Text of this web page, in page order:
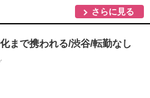
さらに見る
まで携われる/渋谷/転勤なし